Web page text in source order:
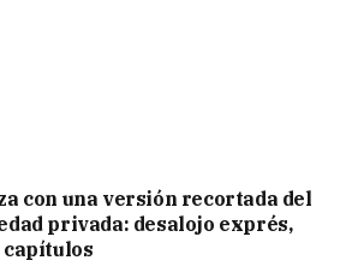
con una versión recortada del
privada: desalojo exprés,
capítulos